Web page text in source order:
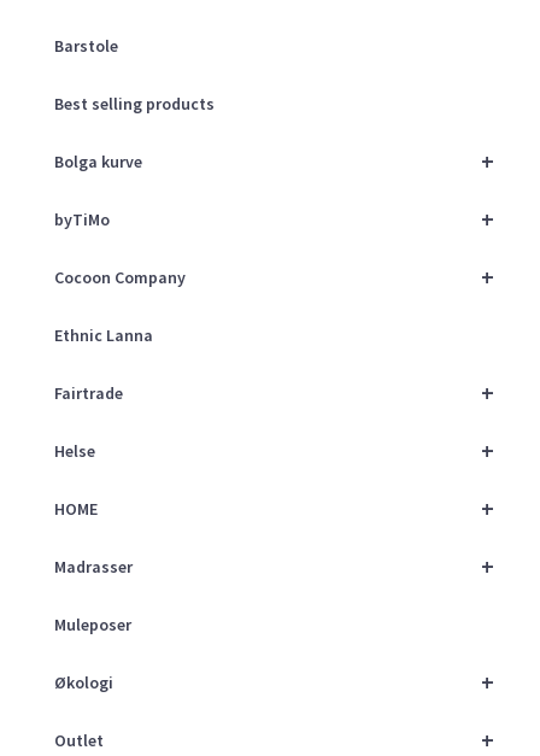
Barstole
Best selling products
+
Bolga kurve
+
byTiMo
+
Cocoon Company
Ethnic Lanna
+
Fairtrade
+
Helse
+
HOME
+
Madrasser
Muleposer
+
Økologi
+
Outlet